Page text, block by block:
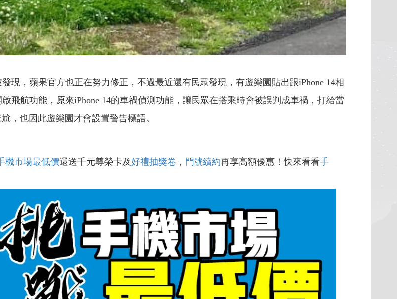
現，蘋果官方也正在努力修正，不過最近還有民眾發現，有遊樂園貼出跟iPhone 14相
飛航功能，原來iPhone 14的車禍偵測功能，讓民眾在搭乘時會被誤判成車禍，打給當
，也因此遊樂園才會設置警告標語。
機市場最低價還送千元尊榮卡及好禮抽獎卷 ， 門號續約再享高額優惠！快來看看手